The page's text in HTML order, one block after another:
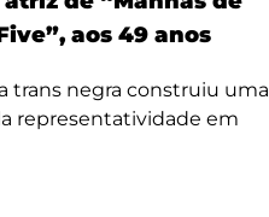
aos 49 anos
trans negra construiu uma
representatividade em